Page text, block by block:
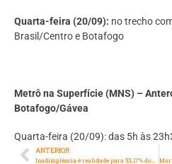
Quarta-feira (20/09): no trecho
Brasil/Centro e Botafogo
Metrô na Superfície (MNS) –
Botafogo/Gávea
Quarta-feira (20/09): das 5h às
ANTERIOR